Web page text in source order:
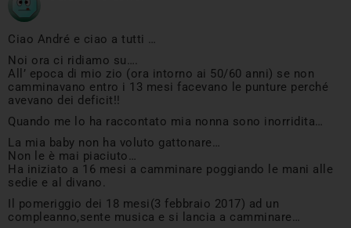
Ciao André e ciao a tutti …
Noi ora ci ridiamo su….
All’ epoca di mio zio (ora intorno ai 50/60 anni) se non
camminavano entro i 13 mesi facevano le punture perché
avevano dei deficit!!
Quando me lo ha raccontato mia nonna sono inorridita…
La mia baby non ha voluto gattonare…
Non le è mai piaciuto…
Ha iniziato a 16 mesi a camminare poggiando le mani alle
sedie e al divano.
Il pomeriggio dei 18 mesi(3 febbraio 2017) ad un
compleanno,sente musica e si lancia a camminare…